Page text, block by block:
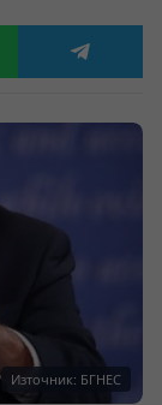
Източник: БГНЕС